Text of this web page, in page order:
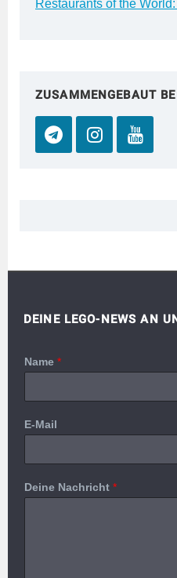
Restaurants of the
ZUSAMMENGEBAUT
DEINE LEGO-NEWS AN
Name *
E-Mail
Deine Nachricht *